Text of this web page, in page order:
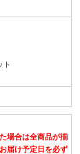
ト
場合は全商品が揃
届け予定日を必ず